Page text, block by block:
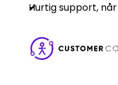
Hurtig support,